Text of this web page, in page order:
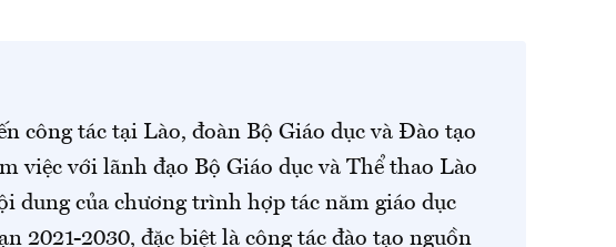
công tác tại Lào, đoàn Bộ Giáo dục và Đào tạo
việc với lãnh đạo Bộ Giáo dục và Thể thao Lào
dung của chương trình hợp tác năm giáo dục
2021-2030, đặc biệt là công tác đào tạo nguồn